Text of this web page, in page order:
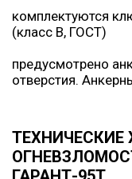
комплектуются
(класс В, ГОСТ)
предусмотрено
отверстия.
ТЕХНИЧЕСКИЕ